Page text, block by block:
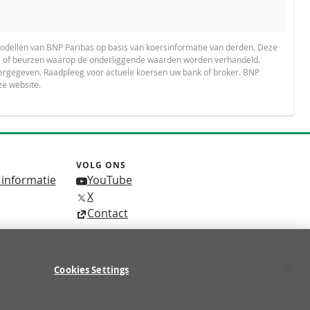
van BNP Paribas op basis van koersinformatie van derden. Deze
beurzen waarop de onderliggende waarden worden verhandeld.
Raadpleeg voor actuele koersen uw bank of broker. BNP
website.
VOLG ONS
YouTube
X
Contact
de 10 retailbeleggers verliest geld met de handel
Cookies Settings